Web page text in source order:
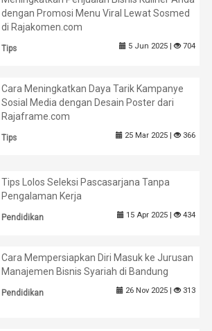
dengan Promosi Menu Viral Lewat Sosmed
di Rajakomen.com
Tips 5 Jun 2025 | 704
Cara Meningkatkan Daya Tarik Kampanye
Sosial Media dengan Desain Poster dari
Rajaframe.com
Tips 25 Mar 2025 | 366
Tips Lolos Seleksi Pascasarjana Tanpa
Pengalaman Kerja
Pendidikan 15 Apr 2025 | 434
Cara Mempersiapkan Diri Masuk ke Jurusan
Manajemen Bisnis Syariah di Bandung
Pendidikan 26 Nov 2025 | 313